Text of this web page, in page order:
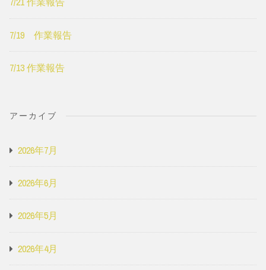
7/19 作業報告
7/13 作業報告
アーカイブ
2026年7月
2026年6月
2026年5月
2026年4月